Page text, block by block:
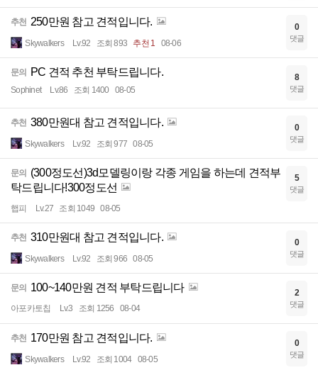
추천 250만원 참고 견적입니다.
Skywalkers Lv.92 조회 893 추천 1 08-06
0
댓글
문의 PC 견적 추천 부탁드립니다.
Sophinet Lv.86 조회 1400 08-05
8
댓글
추천 380만원대 참고 견적입니다.
Skywalkers Lv.92 조회 977 08-05
0
댓글
문의
(300정도선)3d모델링이랑 각종 게임을 하는데 견적부
탁드립니다!300정도선
햅피 Lv.27 조회 1049 08-05
5
댓글
추천 310만원대 참고 견적입니다.
Skywalkers Lv.92 조회 966 08-05
0
댓글
문의 100~140만원 견적 부탁드립니다
아포카토칩 Lv.3 조회 1256 08-04
2
댓글
추천 170만원 참고 견적입니다.
Skywalkers Lv.92 조회 1004 08-05
0
댓글